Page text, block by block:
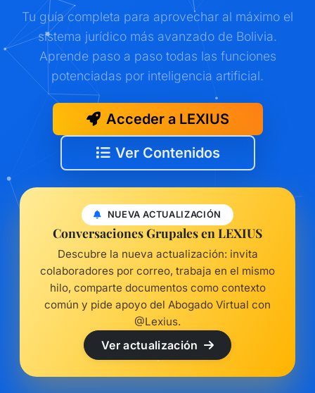
Tu guía completa para aprovechar al máximo el
sistema jurídico más avanzado de Bolivia.
Aprende paso a paso todas las funciones
potenciadas por inteligencia artificial.
Acceder a LEXIUS
Ver Contenidos
NUEVA ACTUALIZACIÓN
Conversaciones Grupales en LEXIUS
Descubre la nueva actualización: invita
colaboradores por correo, trabaja en el mismo
hilo, comparte documentos como contexto
común y pide apoyo del Abogado Virtual con
@Lexius.
Ver actualización